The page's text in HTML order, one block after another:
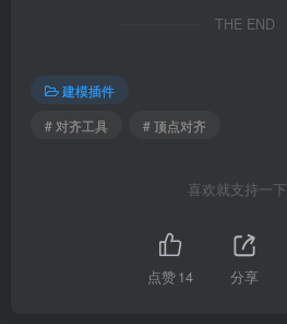
THE END
建模插件
# 对齐工具
# 顶点对齐
喜欢就支持一
点赞14 分享